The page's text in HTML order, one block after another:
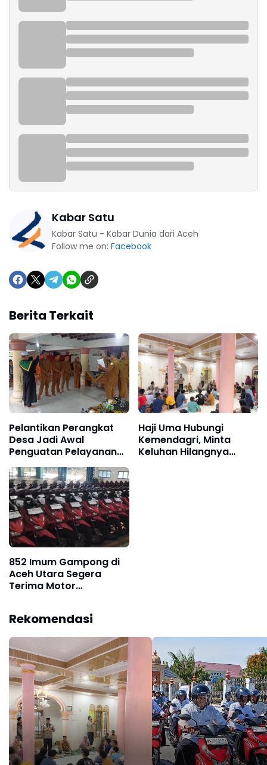
Kabar Satu
Kabar Satu - Kabar Dunia dari Aceh
Follow me on: Facebook
Berita Terkait
Pelantikan Perangkat
Desa Jadi Awal
Penguatan Pelayanan
untuk Warga
Haji Uma Hubungi
Kemendagri, Minta
Keluhan Hilangnya
852 Imum Gampong di
Aceh Utara Segera
Terima Motor
Rekomendasi